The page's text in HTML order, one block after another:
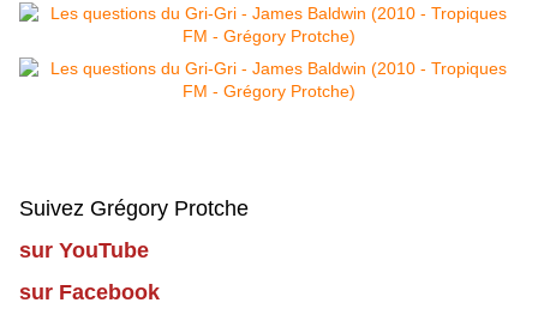
Suivez Grégory Protche
sur YouTube
sur Facebook